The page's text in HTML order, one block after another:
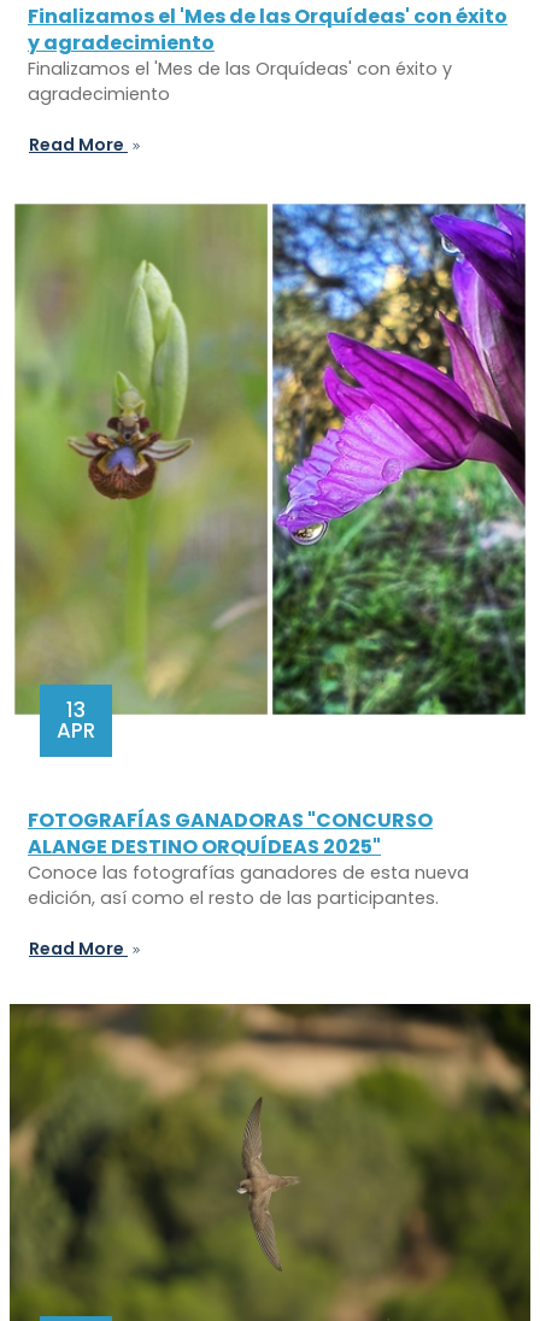
Finalizamos el 'Mes de las Orquídeas' con éxito
y agradecimiento
Finalizamos el 'Mes de las Orquídeas' con éxito y
agradecimiento
Read More
13
APR
FOTOGRAFÍAS GANADORAS "CONCURSO
ALANGE DESTINO ORQUÍDEAS 2025"
Conoce las fotografías ganadores de esta nueva
edición, así como el resto de las participantes.
Read More